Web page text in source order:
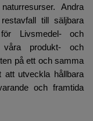
Andra
till säljbara
Livsmedel- och
produkt- och
på ett och samma
utveckla hållbara
och framtida